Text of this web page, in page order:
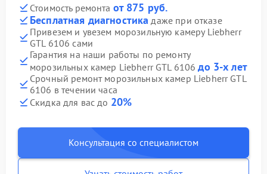
Стоимость ремонта от 875 руб.
Бесплатная диагностика даже при отказе
Привезем и увезем морозильную камеру Liebherr
GTL 6106 сами
Гарантия на наши работы по ремонту
морозильных камер Liebherr GTL 6106до 3-х лет
Срочный ремонт морозильных камер Liebherr GTL
6106 в течении часа
Скидка для вас до 20%
Консультация со специалистом